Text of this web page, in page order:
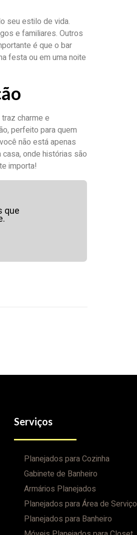
seu estilo de vida.
e familiares. Outros
é que o bar
festa ou em uma noite
charme e
perfeito para quem
não está apenas
onde histórias são
importa!
que
Serviços
Planejados para Cozinha
Gabinete de Banheiro
Armários Planejados
Planejados para Área de Serviço
Planejados para Banheiro